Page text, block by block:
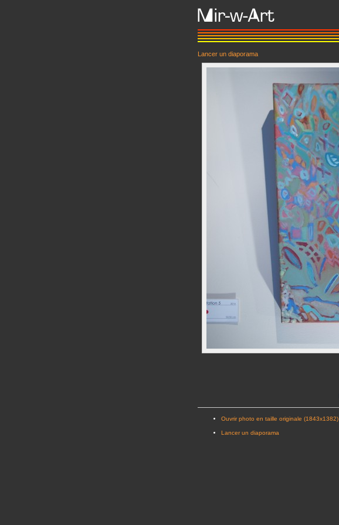
Lancer un diaporama
Ouvrir photo en taille originale (1843x1382)
Lancer un diaporama